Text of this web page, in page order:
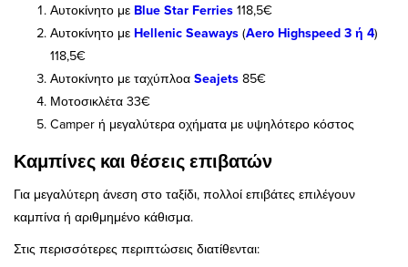
Αυτοκίνητο με Blue Star Ferries 118,5€
Αυτοκίνητο με Hellenic Seaways (Aero Highspeed 3 ή 4)
118,5€
Αυτοκίνητο με ταχύπλοα Seajets 85€
Μοτοσικλέτα 33€
Camper ή μεγαλύτερα οχήματα με υψηλότερο κόστος
Καμπίνες και θέσεις επιβατών
Για μεγαλύτερη άνεση στο ταξίδι, πολλοί επιβάτες επιλέγουν
καμπίνα ή αριθμημένο κάθισμα.
Στις περισσότερες περιπτώσεις διατίθενται: